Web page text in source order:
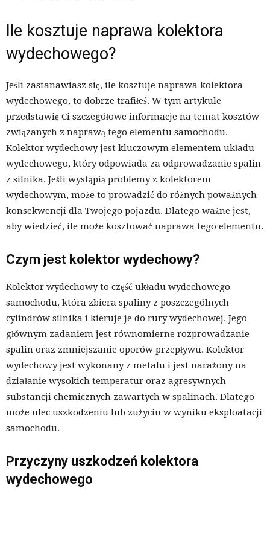
Ile kosztuje naprawa kolektora
wydechowego?
Jeśli zastanawiasz się, ile kosztuje naprawa kolektora
wydechowego, to dobrze trafiłeś. W tym artykule
przedstawię Ci szczegółowe informacje na temat kosztów
związanych z naprawą tego elementu samochodu.
Kolektor wydechowy jest kluczowym elementem układu
wydechowego, który odpowiada za odprowadzanie spalin
z silnika. Jeśli wystąpią problemy z kolektorem
wydechowym, może to prowadzić do różnych poważnych
konsekwencji dla Twojego pojazdu. Dlatego ważne jest,
aby wiedzieć, ile może kosztować naprawa tego elementu.
Czym jest kolektor wydechowy?
Kolektor wydechowy to część układu wydechowego
samochodu, która zbiera spaliny z poszczególnych
cylindrów silnika i kieruje je do rury wydechowej. Jego
głównym zadaniem jest równomierne rozprowadzanie
spalin oraz zmniejszanie oporów przepływu. Kolektor
wydechowy jest wykonany z metalu i jest narażony na
działanie wysokich temperatur oraz agresywnych
substancji chemicznych zawartych w spalinach. Dlatego
może ulec uszkodzeniu lub zużyciu w wyniku eksploatacji
samochodu.
Przyczyny uszkodzeń kolektora
wydechowego